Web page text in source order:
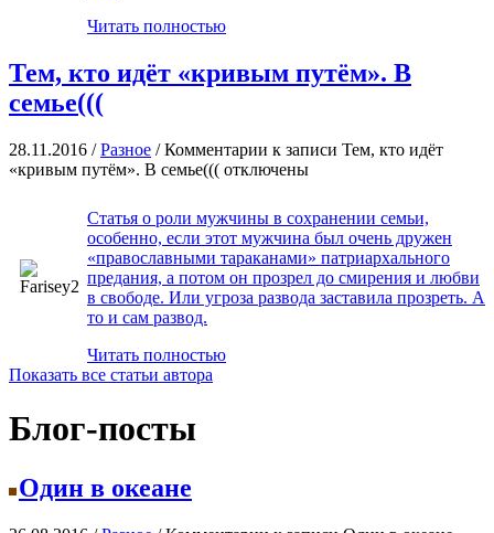
Читать полностью
Тем, кто идёт «кривым путём». В
семье(((
28.11.2016 /Разное /Комментарии к записи Тем, кто идёт
«кривым путём». В семье((( отключены
Статья о роли мужчины в сохранении семьи,
особенно, если этот мужчина был очень дружен
«православными тараканами» патриархального
предания, а потом он прозрел до смирения и любви
в свободе. Или угроза развода заставила прозреть. А
то и сам развод.
Читать полностью
Показать все статьи автора
Блог-посты
Один в океане